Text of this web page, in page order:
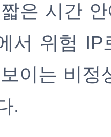
은 시간
서 위험
이는 비정
.